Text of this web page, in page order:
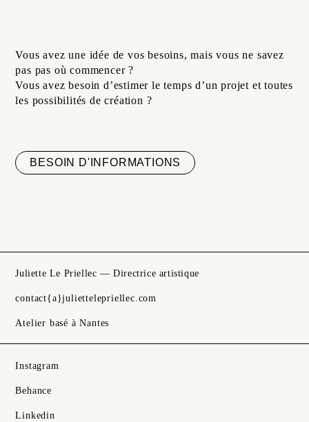
Vous avez une idée de vos besoins, mais vous ne savez
pas pas où commencer ?
Vous avez besoin d’estimer le temps d’un projet et toutes
les possibilités de création ?
BESOIN D'INFORMATIONS
Juliette Le Priellec — Directrice artistique
contact{a}juliettelepriellec.com
Atelier basé à Nantes
Instagram
Behance
Linkedin